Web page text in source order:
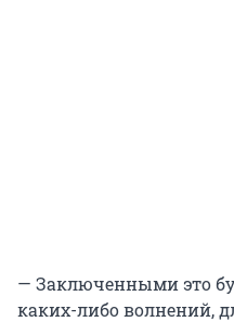
— Заключенными это
каких-либо волнений,